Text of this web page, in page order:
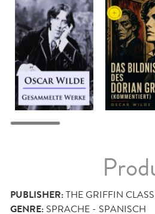
PUBLISHER:THE GRIFFIN
GENRE: SPRACHE - SPANISCH